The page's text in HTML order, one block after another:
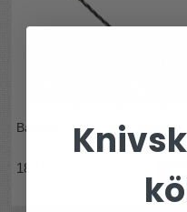
Barsked rostfri med muddlare
183 kr